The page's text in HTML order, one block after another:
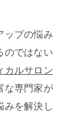
ップの悩み
のではない
カルサロン
な専門家が
みを解決し